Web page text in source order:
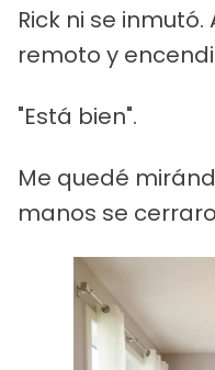
Rick ni se
remoto y
"Está bien".
Me quedé
manos se